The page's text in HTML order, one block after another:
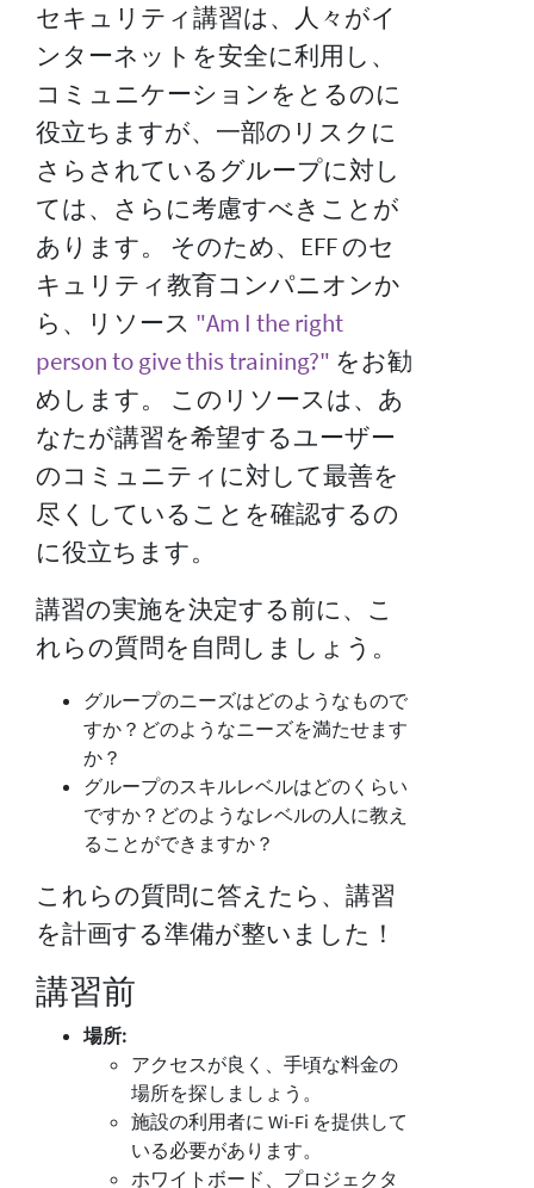
セキュリティ講習は、人々がイ
ンターネットを安全に利用し、
コミュニケーションをとるのに
役立ちますが、一部のリスクに
さらされているグループに対し
ては、さらに考慮すべきことが
あります。 そのため、EFF のセ
キュリティ教育コンパニオンか
ら、リソース "Am I the right
person to give this training?" をお勧
めします。 このリソースは、あ
なたが講習を希望するユーザー
のコミュニティに対して最善を
尽くしていることを確認するの
に役立ちます。
講習の実施を決定する前に、こ
れらの質問を自問しましょう。
グループのニーズはどのようなもので
すか？どのようなニーズを満たせます
か？
グループのスキルレベルはどのくらい
ですか？どのようなレベルの人に教え
ることができますか？
これらの質問に答えたら、講習
を計画する準備が整いました！
講習前
場所:
アクセスが良く、手頃な料金の
場所を探しましょう。
施設の利用者に Wi-Fi を提供して
いる必要があります。
ホワイトボード、プロジェクタ